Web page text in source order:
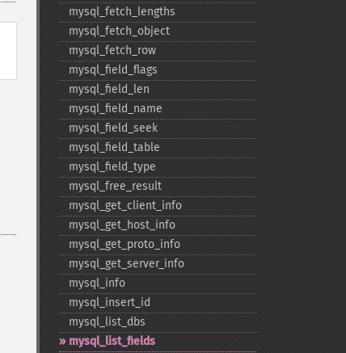
mysql_​fetch_​lengths
mysql_​fetch_​object
mysql_​fetch_​row
mysql_​field_​flags
mysql_​field_​len
mysql_​field_​name
mysql_​field_​seek
mysql_​field_​table
mysql_​field_​type
mysql_​free_​result
mysql_​get_​client_​info
mysql_​get_​host_​info
mysql_​get_​proto_​info
mysql_​get_​server_​info
mysql_​info
mysql_​insert_​id
mysql_​list_​dbs
mysql_​list_​fields